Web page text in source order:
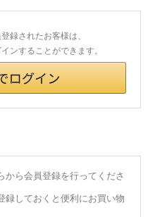
わせ
録されたお客様は、
ンすることができます。
から会員登録を行ってくださ
録しておくと便利にお買い物